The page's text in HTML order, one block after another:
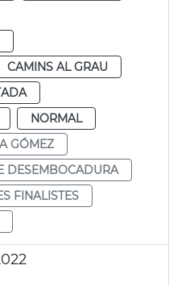
CAMINS AL GRAU
NORMAL
GÓMEZ
DESEMBOCADURA
FINALISTES